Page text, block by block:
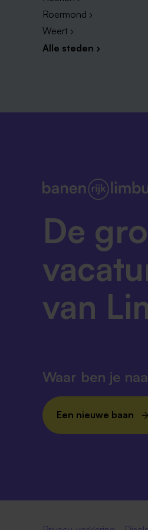
Roermond ›
Weert ›
Alle steden ›
De
van
Waar ben je
Een nieuwe baan